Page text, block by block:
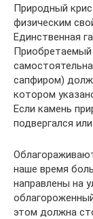
Природный
физическим
Единственная
Приобретаемый
сапфиром)
котором
Если камень
подвергался
наше время
направлены на
этом должна